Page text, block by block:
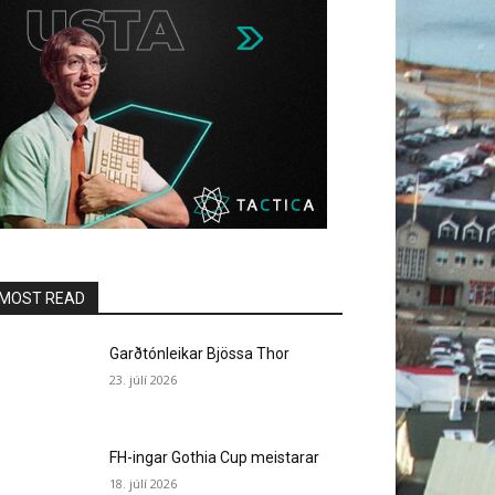
READ
Garðtónleikar Bjössa Thor
23. júlí 2026
FH-ingar Gothia Cup meistarar
18. júlí 2026